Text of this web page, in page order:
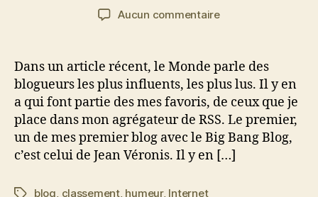
l’article
Aucun commentairesur
suis
pas
encore
mais…
Dans un article récent, le Monde parle des
blogueurs les plus influents, les plus lus. Il y en
a qui font partie des mes favoris, de ceux que je
place dans mon agrégateur de RSS. Le premier,
un de mes premier blog avec le Big Bang Blog,
c’est celui de Jean Véronis. Il y en […]
Étiquettes
blog, classement, humeur, Internet